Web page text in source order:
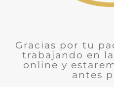
Gracias por tu
trabajando en
online y
antes